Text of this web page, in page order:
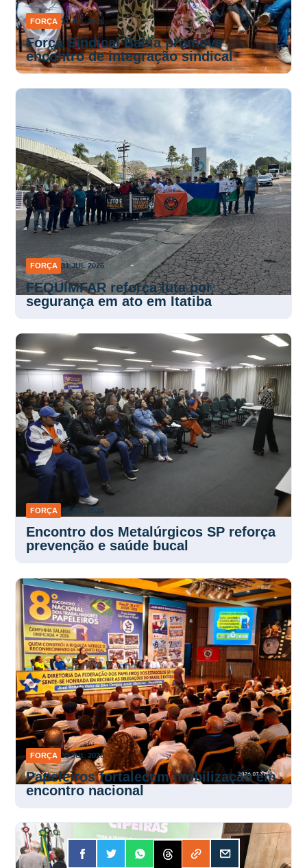
FORÇA 31 JUL 2026
Força Sindical Bahia promove
encontro de integração sindical
FORÇA 31 JUL 2026
FEQUIMFAR reforça luta por
segurança em ato em Itatiba
FORÇA 30 JUL 2026
Encontro dos Metalúrgicos SP reforça
prevenção e saúde bucal
FORÇA 30 JUL 2026
Papeleiros fortalecem mobilização em
encontro nacional